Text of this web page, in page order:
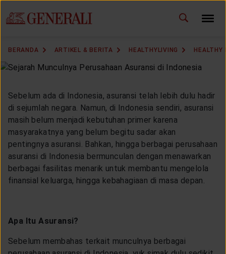
BERANDA ARTIKEL & BERITA HEALTHYLIVING HEALTHY
Sebelum ada di Indonesia, asuransi telah lebih dulu hadir
di sejumlah negara. Namun, di Indonesia sendiri, asuransi
masih belum menjadi kebutuhan primer karena
masyarakatnya yang belum begitu sadar akan
pentingnya asuransi. Bahkan, hingga berbagai perusahaan
asuransi di Indonesia bermunculan dengan menawarkan
berbagai fasilitas menarik untuk membantu mengelola
finansial keluarga, hingga kebahagiaan di masa depan.
Apa Itu Asuransi?
Sebelum membahas terkait munculnya berbagai
GANTI BAHASA ID EN
KANTOR PEMASARAN
TEMUKAN AGEN